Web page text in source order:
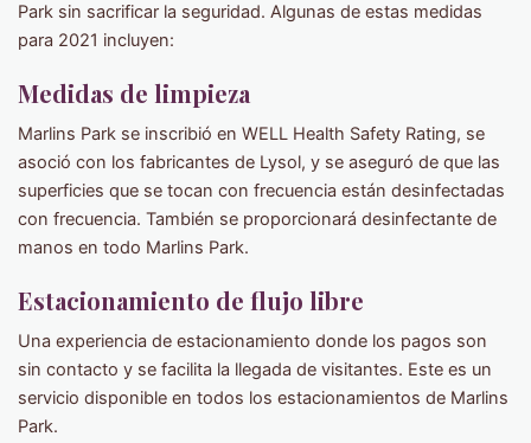
Park sin sacrificar la seguridad. Algunas de estas medidas
para 2021 incluyen:
Medidas de limpieza
Marlins Park se inscribió en WELL Health Safety Rating, se
asoció con los fabricantes de Lysol, y se aseguró de que las
superficies que se tocan con frecuencia están desinfectadas
con frecuencia. También se proporcionará desinfectante de
manos en todo Marlins Park.
Estacionamiento de flujo libre
Una experiencia de estacionamiento donde los pagos son
sin contacto y se facilita la llegada de visitantes. Este es un
servicio disponible en todos los estacionamientos de Marlins
Park.